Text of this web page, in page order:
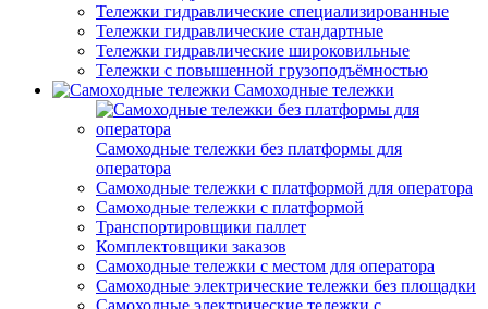
Тележки гидравлические специализированные
Тележки гидравлические стандартные
Тележки гидравлические широковильные
Тележки с повышенной грузоподъёмностью
Самоходные тележки
Самоходные тележки без платформы для
оператора
Самоходные тележки с платформой для оператора
Самоходные тележки с платформой
Транспортировщики паллет
Комплектовщики заказов
Самоходные тележки с местом для оператора
Самоходные электрические тележки без площадки
Самоходные электрические тележки с